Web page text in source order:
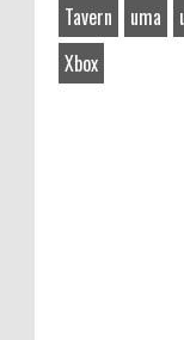
Tavern
uma
Xbox